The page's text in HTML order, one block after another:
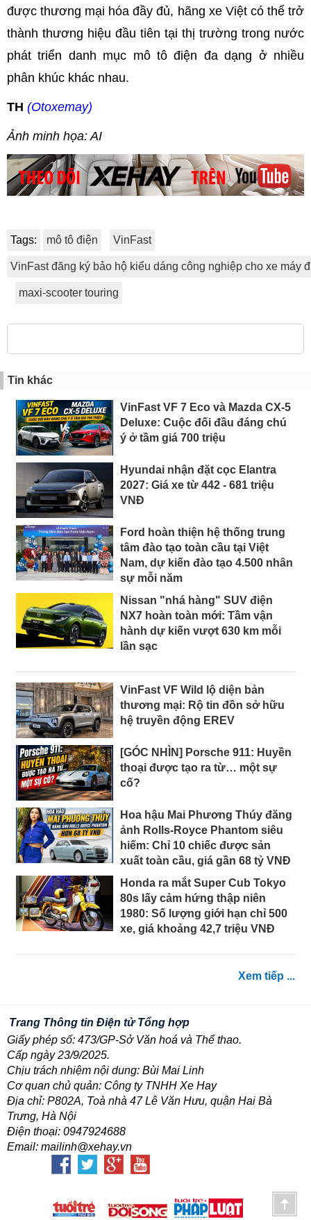
được thương mại hóa đầy đủ, hãng xe Việt có thể trở
thành thương hiệu đầu tiên tại thị trường trong nước
phát triển danh mục mô tô điện đa dạng ở nhiều
phân khúc khác nhau.
TH (Otoxemay)
Ảnh minh họa: AI
Tags: mô tô điện VinFast
VinFast đăng ký bảo hộ kiểu dáng công nghiệp cho xe máy
maxi-scooter touring
Tin khác
VinFast VF 7 Eco và Mazda CX-5
Deluxe: Cuộc đối đầu đáng chú
ý ở tầm giá 700 triệu
Hyundai nhận đặt cọc Elantra
2027: Giá xe từ 442 - 681 triệu
VNĐ
Ford hoàn thiện hệ thống trung
tâm đào tạo toàn cầu tại Việt
Nam, dự kiến đào tạo 4.500 nhân
sự mỗi năm
Nissan "nhá hàng" SUV điện
NX7 hoàn toàn mới: Tầm vận
hành dự kiến vượt 630 km mỗi
lần sạc
VinFast VF Wild lộ diện bản
thương mại: Rộ tin đồn sở hữu
hệ truyền động EREV
[GÓC NHÌN] Porsche 911: Huyền
thoại được tạo ra từ… một sự
cố?
Hoa hậu Mai Phương Thúy đăng
ảnh Rolls-Royce Phantom siêu
hiếm: Chỉ 10 chiếc được sản
xuất toàn cầu, giá gần 68 tỷ VNĐ
Honda ra mắt Super Cub Tokyo
80s lấy cảm hứng thập niên
1980: Số lượng giới hạn chỉ 500
xe, giá khoảng 42,7 triệu VNĐ
Xem tiếp ...
Trang Thông tin Điện tử Tổng hợp
Giấy phép số: 473/GP-Sở Văn hoá và Thể thao.
Cấp ngày 23/9/2025.
Chịu trách nhiệm nội dung: Bùi Mai Linh
Cơ quan chủ quản: Công ty TNHH Xe Hay
Địa chỉ: P802A, Toà nhà 47 Lê Văn Hưu, quận Hai Bà
Trưng, Hà Nội
Điện thoại: 0947924688
Email: mailinh@xehay.vn